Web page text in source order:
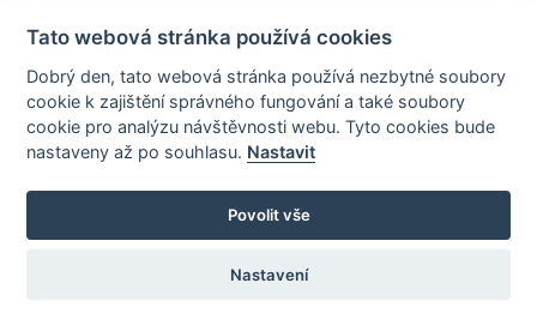
Stránky vytvořeny v iD-SIGN
Provozovatelem tohoto serveru je společnost AllCzech Promotion, s.r.o.,
08208107, zapsaná v obchodním rejstříku vedeném Městským soudem v
Tato webová stránka používá cookies
Dobrý den, tato webová stránka používá nezbytné soubory
cookie k zajištění správného fungování a také soubory
cookie pro analýzu návštěvnosti webu. Tyto cookies bude
nastaveny až po souhlasu. Nastavit
Povolit vše
Nastavení